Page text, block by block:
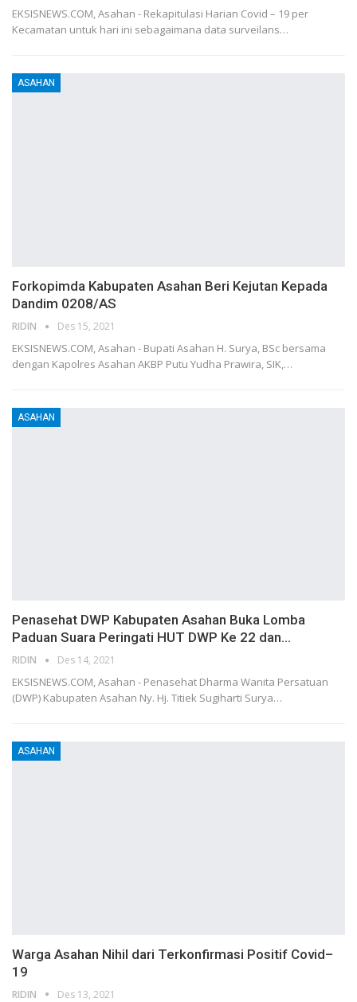
EKSISNEWS.COM, Asahan - Rekapitulasi Harian Covid – 19 per
Kecamatan untuk hari ini sebagaimana data surveilans…
ASAHAN
Forkopimda Kabupaten Asahan Beri Kejutan Kepada
Dandim 0208/AS
RIDIN Des 15, 2021
EKSISNEWS.COM, Asahan - Bupati Asahan H. Surya, BSc bersama
dengan Kapolres Asahan AKBP Putu Yudha Prawira, SIK,…
ASAHAN
Penasehat DWP Kabupaten Asahan Buka Lomba
Paduan Suara Peringati HUT DWP Ke 22 dan…
RIDIN Des 14, 2021
EKSISNEWS.COM, Asahan - Penasehat Dharma Wanita Persatuan
(DWP) Kabupaten Asahan Ny. Hj. Titiek Sugiharti Surya…
ASAHAN
Warga Asahan Nihil dari Terkonfirmasi Positif Covid–
19
RIDIN Des 13, 2021